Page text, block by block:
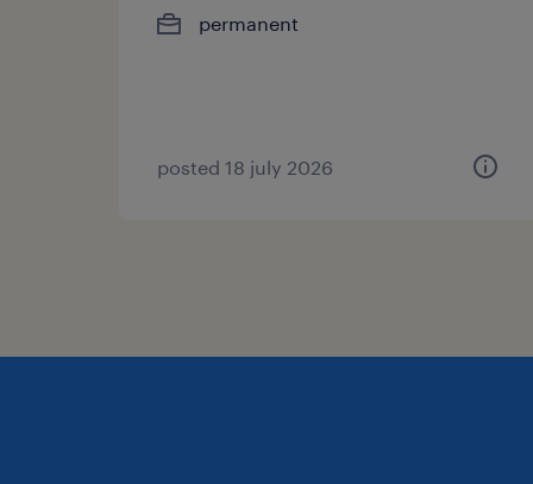
permanent
posted 18 july 2026